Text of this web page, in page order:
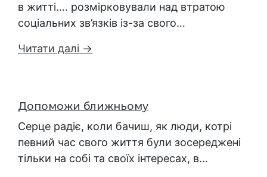
в житті…. розмірковували над втратою
соціальних зв’язків із-за свого…
Читати далі →
Допоможи ближньому
Серце радіє, коли бачиш, як люди, котрі
певний час свого життя були зосереджені
тільки на собі та своїх інтересах, в…